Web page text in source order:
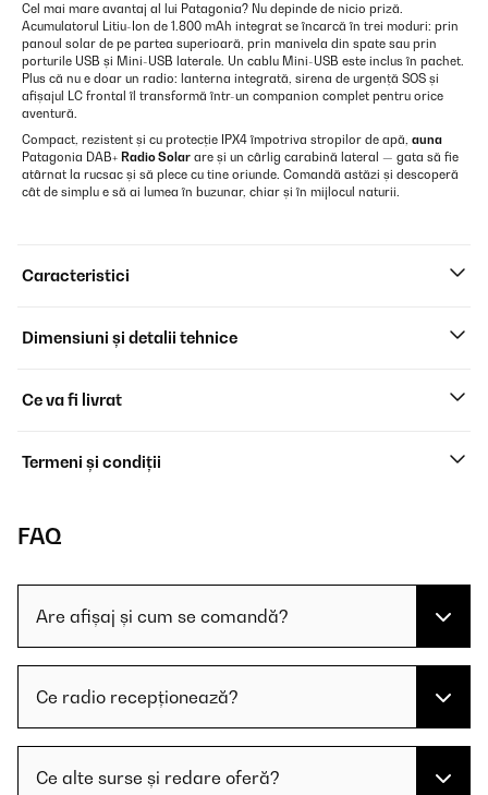
Cel mai mare avantaj al lui Patagonia? Nu depinde de nicio priză.
Acumulatorul Litiu-Ion de 1.800 mAh integrat se încarcă în trei moduri: prin
panoul solar de pe partea superioară, prin manivela din spate sau prin
porturile USB și Mini-USB laterale. Un cablu Mini-USB este inclus în pachet.
Plus că nu e doar un radio: lanterna integrată, sirena de urgență SOS și
afișajul LC frontal îl transformă într-un companion complet pentru orice
aventură.
Compact, rezistent și cu protecție IPX4 împotriva stropilor de apă, auna
Patagonia DAB+ Radio Solar are și un cârlig carabină lateral — gata să fie
atârnat la rucsac și să plece cu tine oriunde. Comandă astăzi și descoperă
cât de simplu e să ai lumea în buzunar, chiar și în mijlocul naturii.
Caracteristici
Dimensiuni și detalii tehnice
Ce va fi livrat
Termeni și condiții
FAQ
Are afișaj și cum se comandă?
Ce radio recepționează?
Ce alte surse și redare oferă?